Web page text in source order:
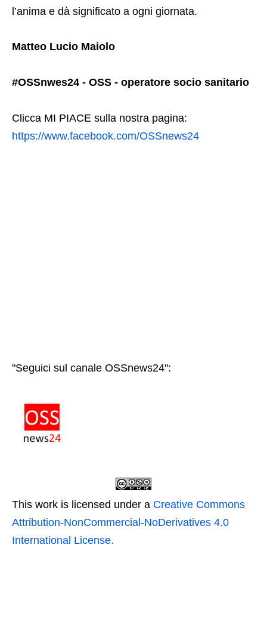
l’anima e dà significato a ogni giornata.
Matteo Lucio Maiolo
#OSSnwes24 - OSS - operatore socio sanitario
Clicca MI PIACE sulla nostra pagina:
https://www.facebook.com/OSSnews24
"Seguici sul canale OSSnews24":
This work is licensed under a Creative Commons
Attribution-NonCommercial-NoDerivatives 4.0
International License.